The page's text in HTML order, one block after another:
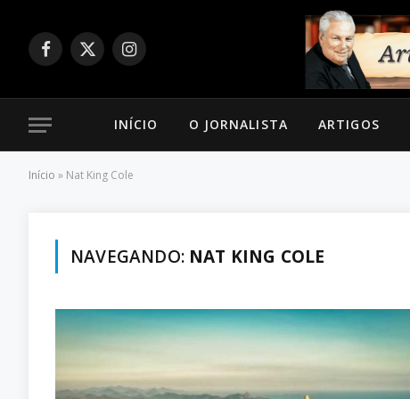
Facebook
X
Instagram
INÍCIO O JORNALISTA ARTIGOS
Início » Nat King Cole
NAVEGANDO: NAT KING COLE